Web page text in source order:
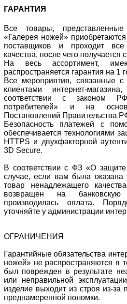
ГАРАНТИЯ
Все товары, представленные
«Галерея ножей»
поставщиков и проходит
качества, после чего получается
На весь ассортимент,
распространяется гарантия на 1
Все мероприятия, связанные
клиентами интернет-
соответствии с законом
потребителей» и на
Постановлений Правительства
Безопасность платежей с
обеспечивается технологиями
HTTPS и двухфакторной
3D Secure.
В соответствии с ФЗ «О
случае, если вам была оказана
товар ненадлежащего
возвращен на
производилась оплата.
уточняйте у администрации
ОГРАНИЧЕНИЯ
Гарантийные обязательства
ножей» не распространяются в
был поврежден в результате
или неправильной
изделие выходит из строя из-за
преднамеренной поломки.